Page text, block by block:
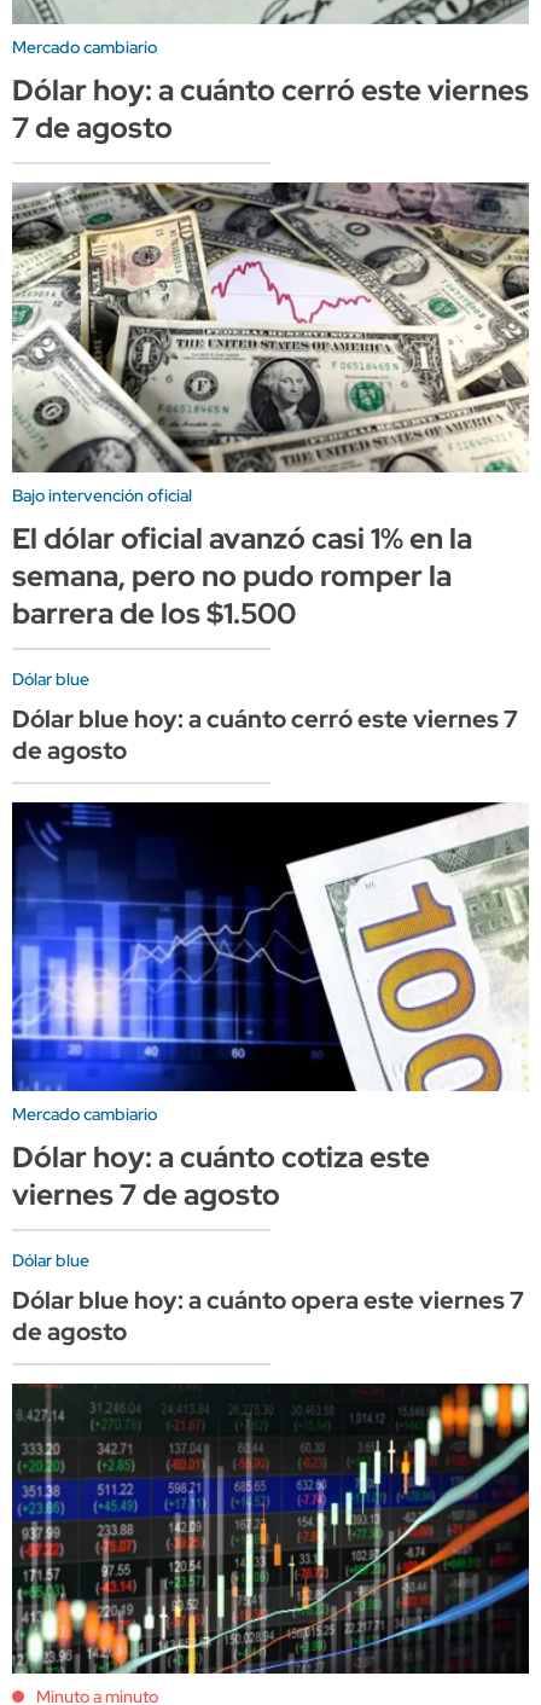
Mercado cambiario
Dólar hoy: a cuánto cerró este viernes
7 de agosto
Bajo intervención oficial
El dólar oficial avanzó casi 1% en la
semana, pero no pudo romper la
barrera de los $1.500
Dólar blue
Dólar blue hoy: a cuánto cerró este viernes 7
de agosto
Mercado cambiario
Dólar hoy: a cuánto cotiza este
viernes 7 de agosto
Dólar blue
Dólar blue hoy: a cuánto opera este viernes 7
de agosto
Minuto a minuto